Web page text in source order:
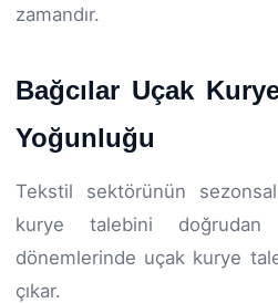
zamandır.
Bağcılar Uçak
Yoğunluğu
Tekstil sektörünün sezonsal
kurye talebini doğrudan
dönemlerinde uçak kurye
çıkar.